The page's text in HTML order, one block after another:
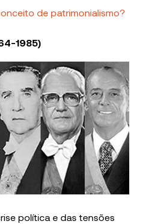
de patrimonialismo?
1985)
política e das tensões